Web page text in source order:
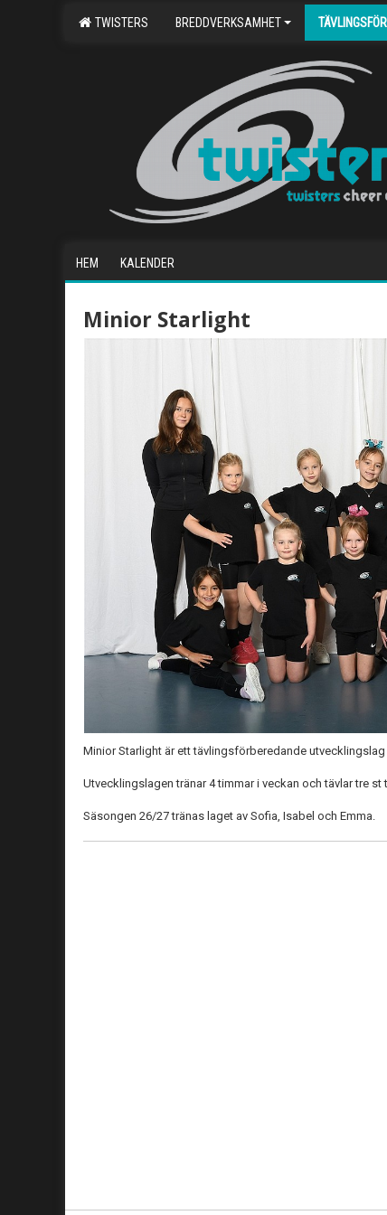
TWISTERS BREDDVERKSAMHET
HEM KALENDER
Minior Starlight
Minior Starlight är ett tävlingsförberedande
Utvecklingslagen tränar 4 timmar i veckan och tävlar tre st
Säsongen 26/27 tränas laget av Sofia, Isabel och Emma.